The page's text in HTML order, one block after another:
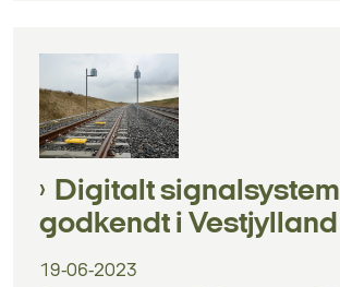
Digitalt signalsystem
godkendt i Vestjylland
19-06-2023